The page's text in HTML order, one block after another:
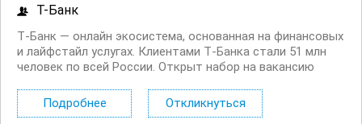
Т-Банк
Т‑Банк — онлайн экосистема, основанная на финансовых
и лайфстайл услугах. Клиентами Т‑Банка стали 51 млн
человек по всей России. Открыт набор на вакансию
будете делать: Консультировать клиентов по
депозитным продуктам на входящих звонках...
Подробнее Откликнуться